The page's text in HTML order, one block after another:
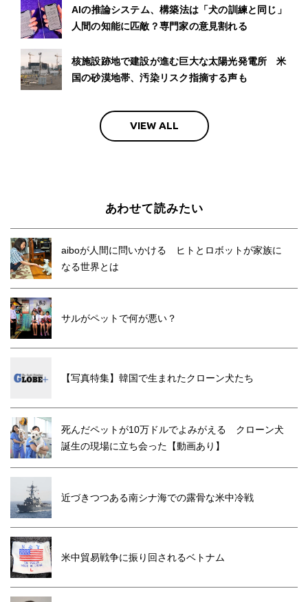
AIの推論システム、構築法は「犬の訓練と同じ」
人間の知能に匹敵？専門家の意見割れる
核施設跡地で建設が進む巨大な太陽光発電所 米
国の砂漠地帯、汚染リスク指摘する声も
VIEW ALL
あわせて読みたい
aiboが人間に問いかける ヒトとロボットが家族に
なる世界とは
サルがペットで何が悪い？
【写真特集】韓国で生まれたクローン犬たち
死んだペットが10万ドルでよみがえる クローン犬
誕生の現場に立ち会った【動画あり】
近づきつつある南シナ海での露骨な米中冷戦
米中貿易戦争に振り回されるベトナム